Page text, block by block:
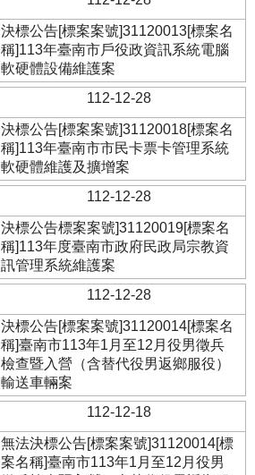
決標公告[標案案號]31120013[標案名
稱]113年臺南市戶役政資訊系統電腦
軟硬體設備維護案
112-12-28
決標公告[標案案號]31120018[標案名
稱]113年臺南市市民卡票卡管理系統
軟硬體維護及擴增案
112-12-28
決標公告標案案號]31120019[標案名
稱]113年度臺南市政府民政局宗教資
訊管理系統維護案
112-12-28
決標公告[標案案號]31120014[標案名
稱]臺南市113年1月至12月役男徵兵
檢查暨入營（含替代役男返鄉服役）
輸送車輛案
112-12-18
無法決標公告[標案案號]31120014[標
案名稱]臺南市113年1月至12月役男